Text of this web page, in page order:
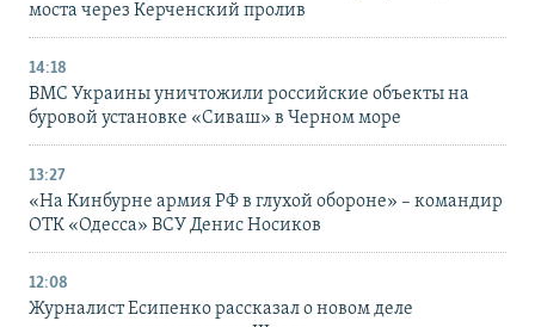
моста через Керченский пролив
14:18
ВМС Украины уничтожили российские объекты на
буровой установке «Сиваш» в Черном море
13:27
«На Кинбурне армия РФ в глухой обороне» – командир
ОТК «Одесса» ВСУ Денис Носиков
12:08
Журналист Есипенко рассказал о новом деле